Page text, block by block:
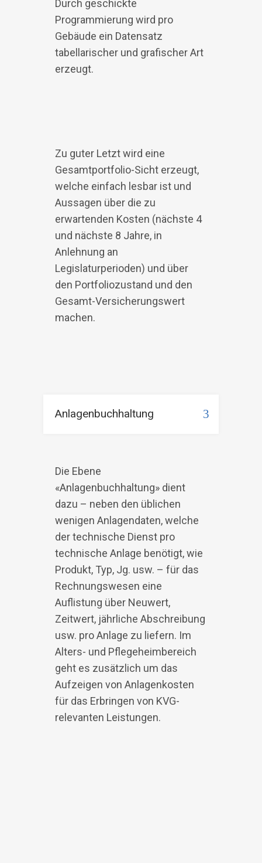
Durch geschickte
Programmierung wird pro
Gebäude ein Datensatz
tabellarischer und grafischer Art
erzeugt.
Zu guter Letzt wird eine
Gesamtportfolio-Sicht erzeugt,
welche einfach lesbar ist und
Aussagen über die zu
erwartenden Kosten (nächste 4
und nächste 8 Jahre, in
Anlehnung an
Legislaturperioden) und über
den Portfoliozustand und den
Gesamt-Versicherungswert
machen.
Anlagenbuchhaltung
Die Ebene
«Anlagenbuchhaltung» dient
dazu – neben den üblichen
wenigen Anlagendaten, welche
der technische Dienst pro
technische Anlage benötigt, wie
Produkt, Typ, Jg. usw. – für das
Rechnungswesen eine
Auflistung über Neuwert,
Zeitwert, jährliche Abschreibung
usw. pro Anlage zu liefern. Im
Alters- und Pflegeheimbereich
geht es zusätzlich um das
Aufzeigen von Anlagenkosten
für das Erbringen von KVG-
relevanten Leistungen.